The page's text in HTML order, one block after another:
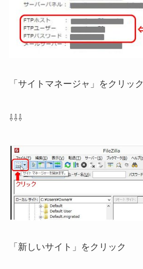
「サイトマネージャ」をクリック
⇩⇩⇩
「新しいサイト」をクリック